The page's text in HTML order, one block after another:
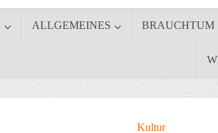
ALLGEMEINES BRAUCHTUM
Kultur